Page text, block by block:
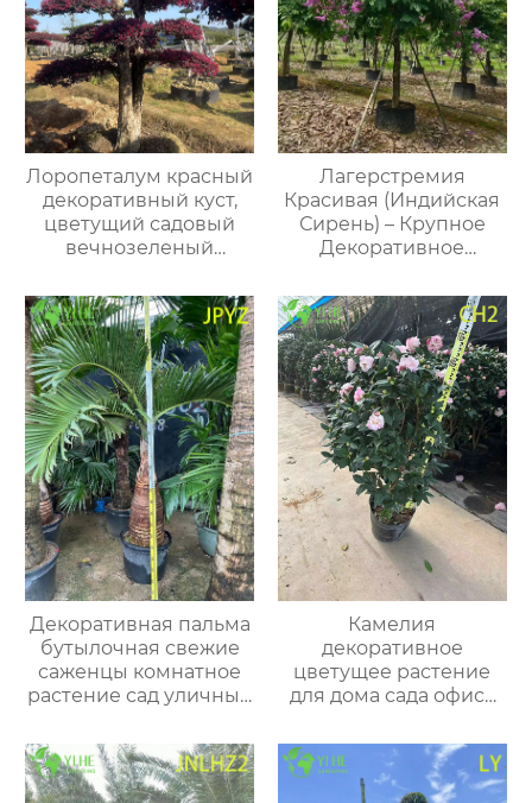
Лоропеталум красный
декоративный куст,
цветущий садовый
вечнозеленый
улицы
Лагерстремия
Красивая (Индийская
Сирень) – Крупное
Декоративное
Декоративная пальма
бутылочная свежие
саженцы комнатное
растение сад уличные
Камелия
декоративное
цветущее растение
для дома сада офиса